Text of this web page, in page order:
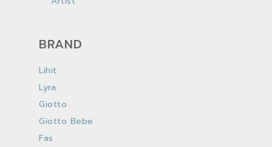
BRAND
Lihit
Lyra
Giotto
Giotto Bebe
Fas